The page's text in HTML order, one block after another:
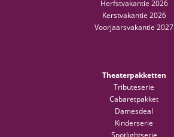
Herfstvakantie 2026
Kerstvakantie 2026
Voorjaarsvakantie 2027
Theaterpakketten
Tributeserie
Cabaretpakket
Damesdeal
Kinderserie
Spotlightserie